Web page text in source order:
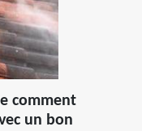
comment
un bon